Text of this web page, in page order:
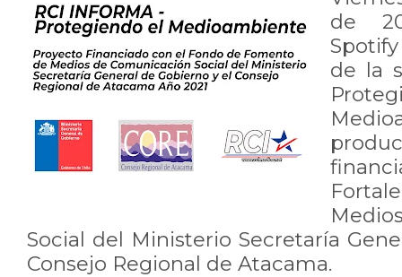
de
de la
Social del Ministerio Secretaría
Consejo Regional de Atacama.